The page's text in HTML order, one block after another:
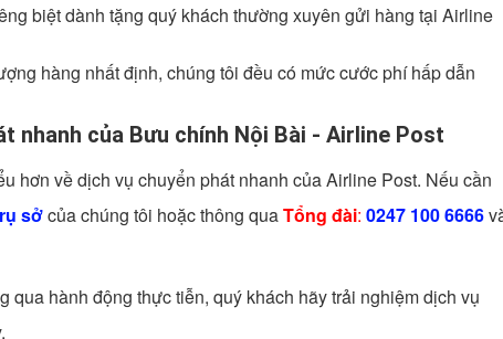
biệt dành tặng quý khách thường xuyên gửi hàng tại Airline
hàng nhất định, chúng tôi đều có mức cước phí hấp dẫn
nhanh của Bưu chính Nội Bài - Airline Post
hơn về dịch vụ chuyển phát nhanh của Airline Post. Nếu cần
sởcủa chúng tôi hoặc thông quaTổng đài: 0247 100 6666
qua hành động thực tiễn, quý khách hãy trải nghiệm dịch vụ